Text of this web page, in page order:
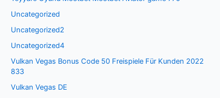
Uncategorized
Uncategorized2
Uncategorized4
Vulkan Vegas Bonus Code 50 Freispiele Für Kunden 2022
833
Vulkan Vegas DE